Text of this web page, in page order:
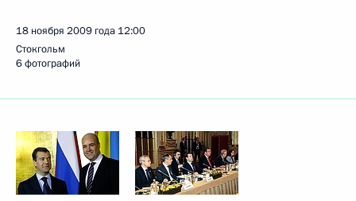
18 ноября 2009 года 12:00
Стокгольм
6 фотографий